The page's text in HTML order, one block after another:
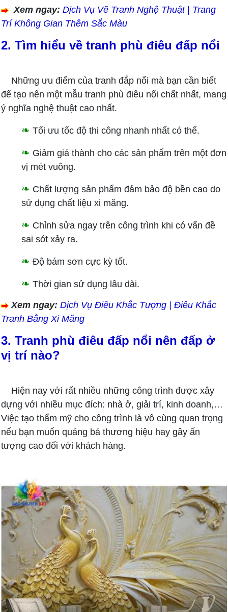
Xem ngay: Dịch Vụ Vẽ Tranh Nghệ Thuật | Trang
Trí Không Gian Thêm Sắc Màu
2. Tìm hiểu về tranh phù điêu đấp nổi
Những ưu điểm của tranh đắp nổi mà bạn cần biết
để tạo nên một mẫu tranh phù điêu nổi chất nhất, mang
ý nghĩa nghệ thuật cao nhất.
❧ Tối ưu tốc độ thi công nhanh nhất có thể.
❧ Giảm giá thành cho các sản phẩm trên một đơn
vị mét vuông.
❧ Chất lượng sản phẩm đảm bảo độ bền cao do
sử dụng chất liệu xi măng.
❧ Chỉnh sửa ngay trên công trình khi có vấn đề
sai sót xảy ra.
❧ Độ bám sơn cực kỳ tốt.
❧ Thời gian sử dụng lâu dài.
Xem ngay: Dịch Vụ Điêu Khắc Tượng | Điêu Khắc
Tranh Bằng Xi Măng
3. Tranh phù điêu đấp nổi nên đấp ở
vị trí nào?
Hiện nay với rất nhiều những công trình được xây
dựng với nhiều mục đích: nhà ở, giải trí, kinh doanh,…
Việc tạo thẩm mỹ cho công trình là vô cùng quan trọng
nếu bạn muốn quảng bá thương hiệu hay gây ấn
tượng cao đối với khách hàng.